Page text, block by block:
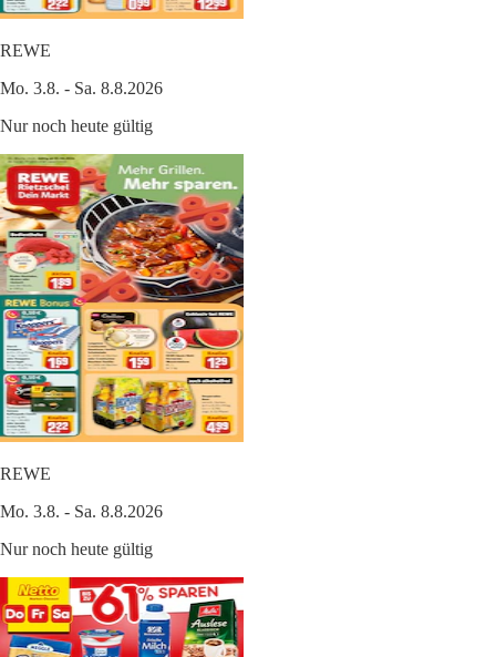
REWE
Mo. 3.8. - Sa. 8.8.2026
Nur noch heute gültig
REWE
Mo. 3.8. - Sa. 8.8.2026
Nur noch heute gültig